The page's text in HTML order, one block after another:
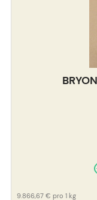
9.866,67 € pro 1 kg